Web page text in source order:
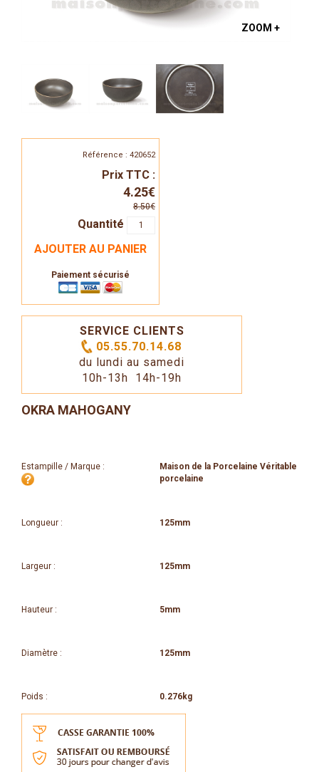
ZOOM +
Référence : 420652
Prix TTC :
4.25€
8.50€
Quantité
AJOUTER AU PANIER
Paiement sécurisé
SERVICE CLIENTS
05.55.70.14.68
du lundi au samedi
10h-13h 14h-19h
OKRA MAHOGANY
Estampille / Marque :
Maison de la Porcelaine Véritable
porcelaine
Longueur : 125mm
Largeur : 125mm
Hauteur : 5mm
Diamètre : 125mm
Poids : 0.276kg